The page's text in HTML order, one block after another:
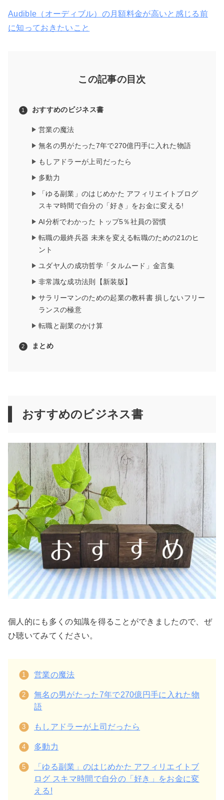
Audible（オーディブル）の月額料金が高いと感じる前
に知っておきたいこと
この記事の目次
おすすめのビジネス書
営業の魔法
無名の男がたった7年で270億円手に入れた物語
もしアドラーが上司だったら
多動力
「ゆる副業」のはじめかた アフィリエイトブログ
スキマ時間で自分の「好き」をお金に変える!
AI分析でわかった トップ5％社員の習慣
転職の最終兵器 未来を変える転職のための21のヒ
ント
ユダヤ人の成功哲学「タルムード」金言集
非常識な成功法則【新装版】
サラリーマンのための起業の教科書 損しないフリー
ランスの極意
転職と副業のかけ算
まとめ
おすすめのビジネス書
個人的にも多くの知識を得ることができましたので、ぜ
ひ聴いてみてください。
営業の魔法
無名の男がたった7年で270億円手に入れた物
語
もしアドラーが上司だったら
多動力
「ゆる副業」のはじめかた アフィリエイトブ
ログ スキマ時間で自分の「好き」をお金に変
える!